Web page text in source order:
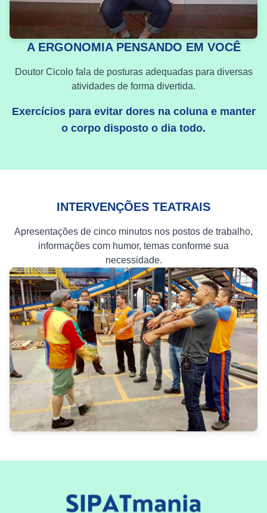
A ERGONOMIA PENSANDO EM VOCÊ
Doutor Cicolo fala de posturas adequadas para diversas
atividades de forma divertida.
Exercícios para evitar dores na coluna e manter
o corpo disposto o dia todo.
INTERVENÇÕES TEATRAIS
Apresentações de cinco minutos nos postos de trabalho,
informações com humor, temas conforme sua
necessidade.